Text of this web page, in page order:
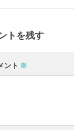
トを残す
ント ※